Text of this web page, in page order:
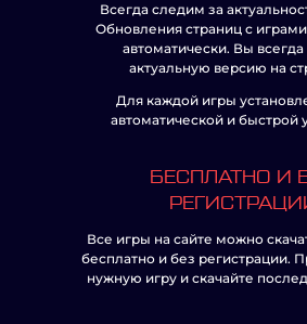
Всегда следим за
Обновления страниц с
автоматически. Вы всегда
актуальную версию на
Для каждой игры
автоматической и быстрой
БЕСПЛАТНО И
Все игры на сайте можно
бесплатно и без регистрации.
нужную игру и скачайте